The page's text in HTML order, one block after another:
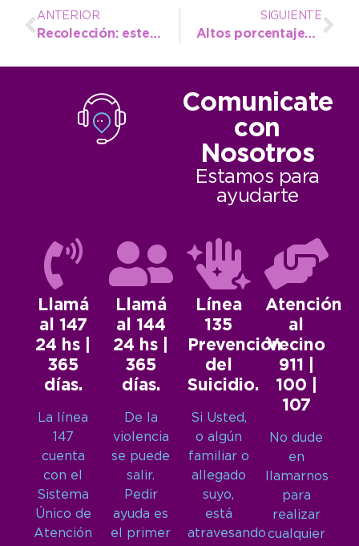
ANTERIOR
Recolección: este jueves entran en vigencia nuevos horarios y refuerzos para el verano
SIGUIENTE
Altos porcentajes de pre-ocupación para hospedarse en la ciudad durante el fin de semana largo
Comunicate
con
Nosotros
Estamos para
ayudarte
Llamá
al 147
24 hs |
365
días.
La línea
147
cuenta
con el
Sistema
Único de
Atención
Llamá
al 144
24 hs |
365
días.
De la
violencia
se puede
salir.
Pedir
ayuda es
el primer
Línea
135
Prevención
del
Suicidio.
Si Usted,
o algún
familiar o
allegado
suyo,
está
atravesando
Atención
al
Vecino
911 |
100 |
107
No dude
en
llamarnos
para
realizar
cualquier